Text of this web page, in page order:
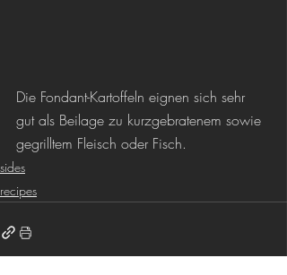
Die Fondant-Kartoffeln eignen sich sehr
gut als Beilage zu kurzgebratenem sowie
gegrilltem Fleisch oder Fisch.
sides
recipes